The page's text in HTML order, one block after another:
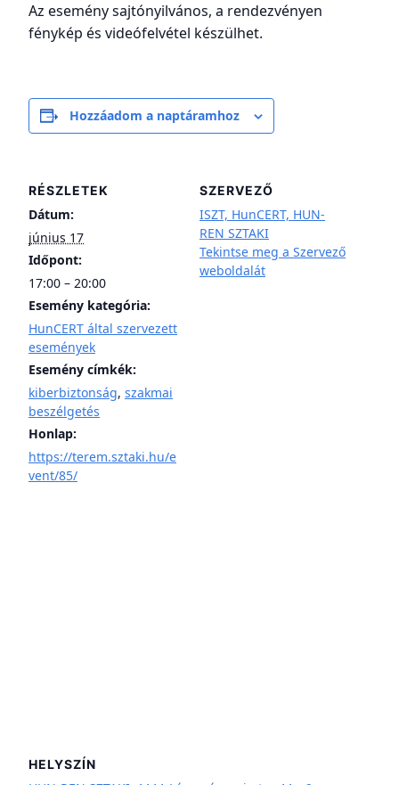
Az esemény sajtónyilvános, a rendezvényen
fénykép és videófelvétel készülhet.
Hozzáadom a naptáramhoz
RÉSZLETEK
Dátum:
június 17
Időpont:
17:00 – 20:00
Esemény kategória:
HunCERT által szervezett
események
Esemény címkék:
kiberbiztonság, szakmai
beszélgetés
Honlap:
https://terem.sztaki.hu/e
vent/85/
SZERVEZŐ
ISZT, HunCERT, HUN-
REN SZTAKI
Tekintse meg a Szervező
weboldalát
HELYSZÍN